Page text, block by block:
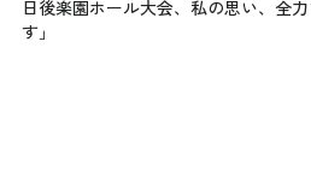
日後楽園ホール大会、私の思い、全
す」